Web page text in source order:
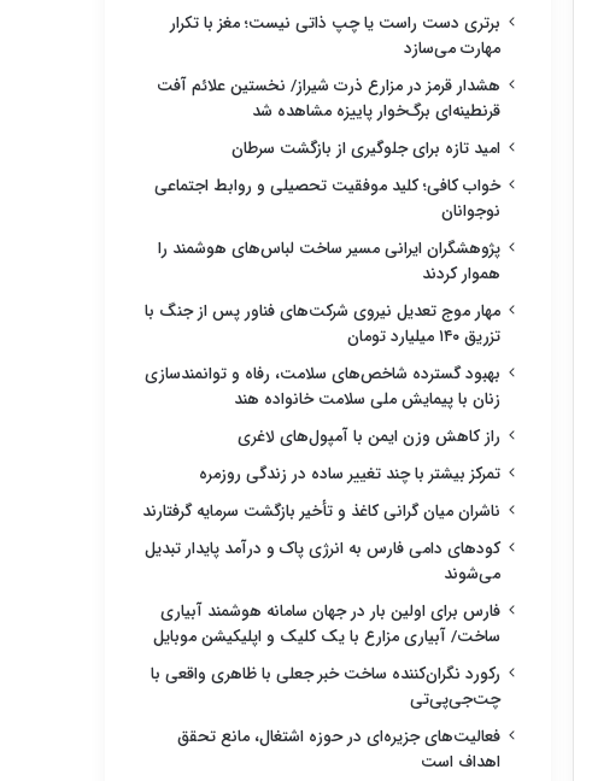
برتری دست راست یا چپ ذاتی نیست؛ مغز با تکرار
مهارت می‌سازد
هشدار قرمز در مزارع ذرت شیراز/ نخستین علائم آفت
قرنطینه‌ای برگ‌خوار پاییزه مشاهده شد
امید تازه برای جلوگیری از بازگشت سرطان
خواب کافی؛ کلید موفقیت تحصیلی و روابط اجتماعی
نوجوانان
پژوهشگران ایرانی مسیر ساخت لباس‌های هوشمند را
هموار کردند
مهار موج تعدیل نیروی شرکت‌های فناور پس از جنگ با
تزریق ۱۴۰ میلیارد تومان
بهبود گسترده شاخص‌های سلامت، رفاه و توانمندسازی
زنان با پیمایش ملی سلامت خانواده هند
راز کاهش وزن ایمن با آمپول‌های لاغری
تمرکز بیشتر با چند تغییر ساده در زندگی روزمره
ناشران میان گرانی کاغذ و تأخیر بازگشت سرمایه گرفتارند
کودهای دامی فارس به انرژی پاک و درآمد پایدار تبدیل
می‌شوند
فارس برای اولین بار در جهان سامانه هوشمند آبیاری
ساخت/ آبیاری مزارع با یک کلیک و اپلیکیشن موبایل
رکورد نگران‌کننده ساخت خبر جعلی با ظاهری واقعی با
چت‌جی‌پی‌تی
فعالیت‌های جزیره‌ای در حوزه اشتغال، مانع تحقق
اهداف است